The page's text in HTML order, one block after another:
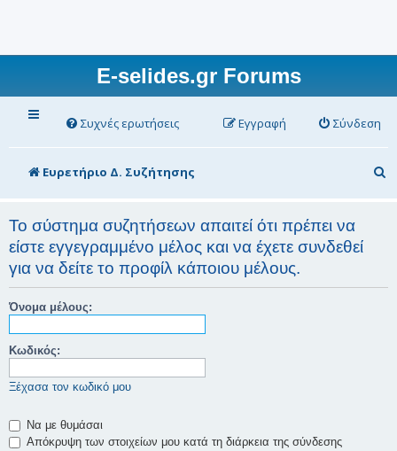
E-selides.gr Forums
Συχνές ερωτήσεις Σύνδεση
Εγγραφή
Ευρετήριο Δ. Συζήτησης
ν
Το σύστημα συζητήσεων απαιτεί ότι πρέπει να
είστε εγγεγραμμένο μέλος και να έχετε συνδεθεί
για να δείτε το προφίλ κάποιου μέλους.
Όνομα μέλους:
Κωδικός:
Ξέχασα τον κωδικό μου
Να με θυμάσαι
Απόκρυψη των στοιχείων μου κατά τη διάρκεια της σύνδεσης